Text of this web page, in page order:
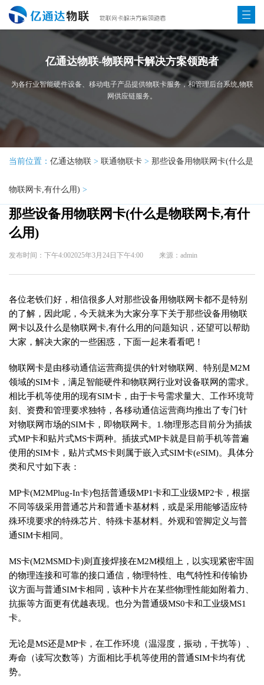
亿通达物联-物联网卡解决方案领跑者
为各行业智能硬件设备、移动电子产品提供物联卡服务，和管理后台系统,物联
网供应链服务。
当前位置： 亿通达物联 > 联通物联卡 > 那些设备用物联网卡(什么是
物联网卡,有什么用) >
那些设备用物联网卡(什么是物联网卡,有什
么用)
发布时间：下午4:002025年3月24日下午4:00 来源：admin
各位老铁们好，相信很多人对那些设备用物联网卡都不是特别
的了解，因此呢，今天就来为大家分享下关于那些设备用物联
网卡以及什么是物联网卡,有什么用的问题知识，还望可以帮助
大家，解决大家的一些困惑，下面一起来看看吧！
物联网卡是由移动通信运营商提供的针对物联网、特别是M2M
领域的SIM卡，满足智能硬件和物联网行业对设备联网的需求。
相比手机等使用的现有SIM卡，由于卡号需求量大、工作环境苛
刻、资费和管理要求独特，各移动通信运营商均推出了专门针
对物联网市场的SIM卡，即物联网卡。1.物理形态目前分为插拔
式MP卡和贴片式MS卡两种。插拔式MP卡就是目前手机等普遍
使用的SIM卡，贴片式MS卡则属于嵌入式SIM卡(eSIM)。具体分
类和尺寸如下表：
MP卡(M2MPlug-In卡)包括普通级MP1卡和工业级MP2卡，根据
不同等级采用普通芯片和普通卡基材料，或是采用能够适应特
殊环境要求的特殊芯片、特殊卡基材料。外观和管脚定义与普
通SIM卡相同。
MS卡(M2MSMD卡)则直接焊接在M2M模组上，以实现紧密牢固
的物理连接和可靠的接口通信，物理特性、电气特性和传输协
议方面与普通SIM卡相同，该种卡片在某些物理性能如附着力、
抗振等方面更有优越表现。也分为普通级MS0卡和工业级MS1
卡。
无论是MS还是MP卡，在工作环境（温湿度，振动，干扰等）、
寿命（读写次数等）方面相比手机等使用的普通SIM卡均有优
势。